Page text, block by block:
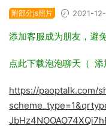
附部分js照片 2021-
添加客服成为朋友，避
点此下载泡泡聊天（
https://paoptalk.com/